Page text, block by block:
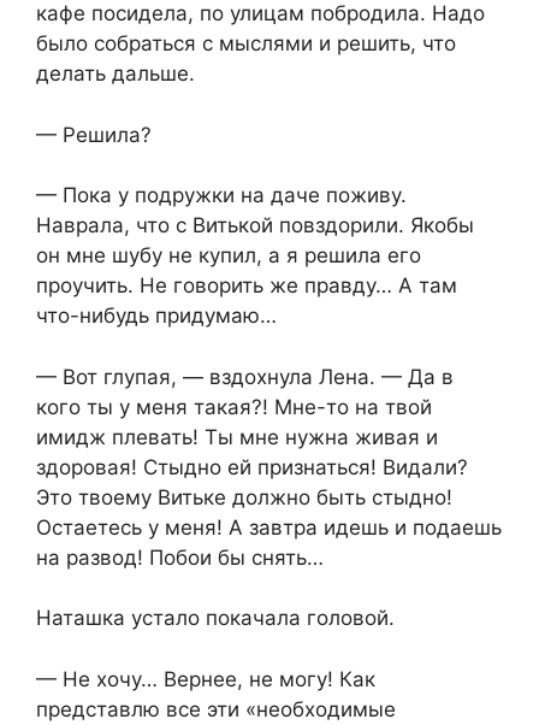
кафе посидела, по улицам побродила. Надо
было собраться с мыслями и решить, что
делать дальше.
— Решила?
— Пока у подружки на даче поживу.
Наврала, что с Витькой повздорили. Якобы
он мне шубу не купил, а я решила его
проучить. Не говорить же правду… А там
что-нибудь придумаю…
— Вот глупая, — вздохнула Лена. — Да в
кого ты у меня такая?! Мне-то на твой
имидж плевать! Ты мне нужна живая и
здоровая! Стыдно ей признаться! Видали?
Это твоему Витьке должно быть стыдно!
Остаетесь у меня! А завтра идешь и подаешь
на развод! Побои бы снять…
Наташка устало покачала головой.
— Не хочу… Вернее, не могу! Как
представлю все эти «необходимые